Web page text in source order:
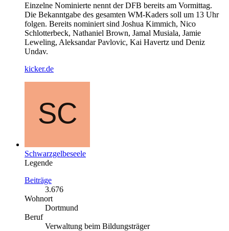
Einzelne Nominierte nennt der DFB bereits am Vormittag.
Die Bekanntgabe des gesamten WM-Kaders soll um 13 Uhr
folgen. Bereits nominiert sind Joshua Kimmich, Nico
Schlotterbeck, Nathaniel Brown, Jamal Musiala, Jamie
Leweling, Aleksandar Pavlovic, Kai Havertz und Deniz
Undav.
kicker.de
Schwarzgelbeseele
Legende
Beiträge
3.676
Wohnort
Dortmund
Beruf
Verwaltung beim Bildungsträger